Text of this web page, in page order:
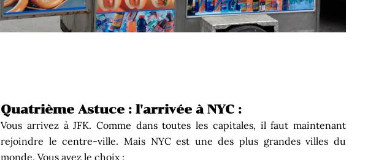
Quatrième Astuce : l'arrivée à NYC :
Vous arrivez à JFK. Comme dans toutes les capitales, il faut maintenant
rejoindre le centre-ville. Mais NYC est une des plus grandes villes du
monde. Vous avez le choix :